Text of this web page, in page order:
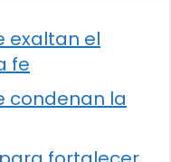
exaltan el
fe
condenan la